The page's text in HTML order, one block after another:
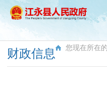
财政信息 您现在所在